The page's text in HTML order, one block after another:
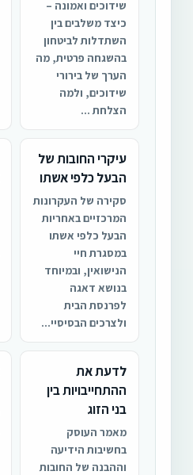
שידוכים ואמונה –
כיצד משלבים בין
השתדלות לביטחון
בהשגחה פרטית, מה
הערך של בירורי
שידוכים, ולמה
הצלחת ...
עיקרי החובות של
הבעל כלפי אשתו
סקירה של העקרונות
המרכזיים באחריות
הבעל כלפי אשתו
במסגרת חיי
הנישואין, ובמיוחד
בנושא דאגה
לפרנסת הבית
ולצרכים הבסיסיי...
לדעת את
ההתחייבויות בין
בני הזוג
מאמר העוסק
בחשיבות הידיעה
וההבנה של החובות